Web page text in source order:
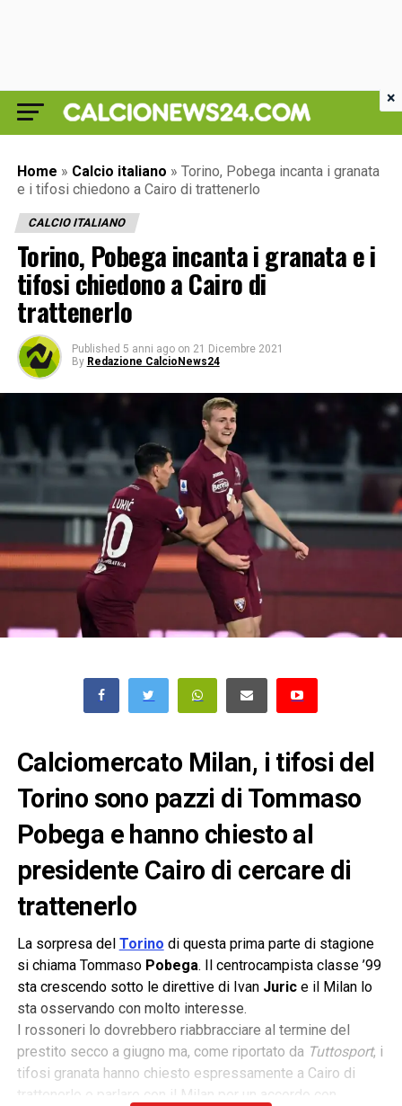
Home » Calcio italiano » Torino, Pobega incanta i granata
e i tifosi chiedono a Cairo di trattenerlo
CALCIO ITALIANO
Torino, Pobega incanta i granata e i
tifosi chiedono a Cairo di
trattenerlo
Published 5 anni ago on 21 Dicembre 2021
By Redazione CalcioNews24
Calciomercato Milan, i tifosi del
Torino sono pazzi di Tommaso
Pobega e hanno chiesto al
presidente Cairo di cercare di
trattenerlo
La sorpresa del Torino di questa prima parte di stagione
si chiama Tommaso Pobega. Il centrocampista classe ’99
sta crescendo sotto le direttive di Ivan Jurice il Milan lo
sta osservando con molto interesse.
I rossoneri lo dovrebbero riabbracciare al termine del
prestito secco a giugno ma, come riportato da Tuttosport, i
tifosi granata hanno chiesto espressamente a Cairo di
trattenerlo e parlare con il Milan per un accordo con
×